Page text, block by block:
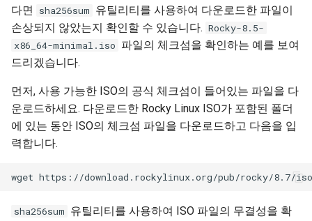
다면
sha256sum 유틸리티를 사용하여 다운로드한 파일이
손상되지 않았는지 확인할 수 있습니다. Rocky-8.5-
x86_64-minimal.iso 파일의 체크섬을 확인하는 예를 보여
드리겠습니다.
먼저, 사용 가능한 ISO의 공식 체크섬이 들어있는 파일을 다
운로드하세요. 다운로드한 Rocky Linux ISO가 포함된 폴더
에 있는 동안 ISO의 체크섬 파일을 다운로드하고 다음을 입
력합니다.
sha256sum 유틸리티를 사용하여 ISO 파일의 무결성을 확